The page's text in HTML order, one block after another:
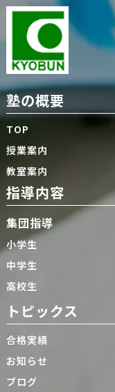
塾の概要
TOP
授業案内
教室案内
指導内容
集団指導
小学生
中学生
高校生
トピックス
合格実績
お知らせ
ブログ